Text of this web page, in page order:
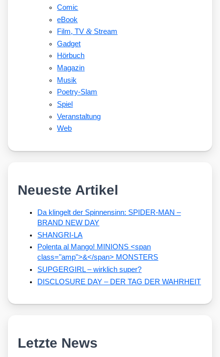
Comic
eBook
Film, TV&Stream
Gadget
Hörbuch
Magazin
Musik
Poetry-Slam
Spiel
Veranstaltung
Web
Neueste Artikel
Da klingelt der Spinnensinn: SPIDER-MAN –
BRAND NEW DAY
SHANGRI-LA
Polenta al Mango! MINIONS <span
class="amp">&</span> MONSTERS
SUPGERGIRL – wirklich super?
DISCLOSURE DAY – DER TAG DER WAHRHEIT
Letzte News